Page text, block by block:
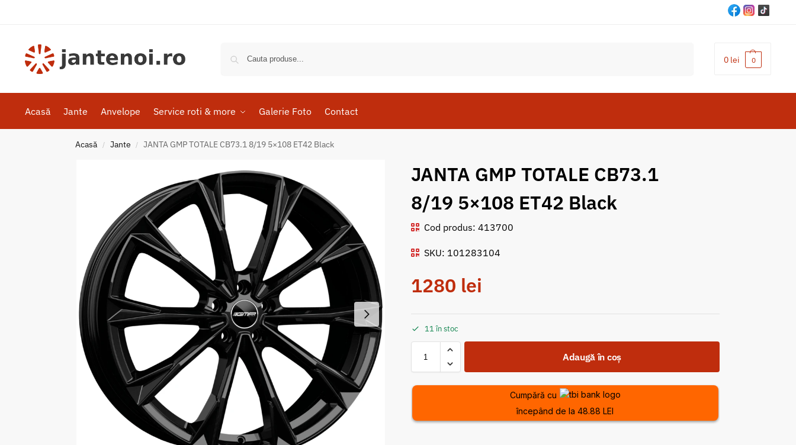
0 lei 0
Acasă Jante Anvelope Service roti & more Galerie Foto Contact
Acasă / Jante / JANTA GMP TOTALE CB73.1 8/19 5×108 ET42 Black
JANTA GMP TOTALE CB73.1
8/19 5×108 ET42 Black
Cod produs: 413700
SKU: 101283104
1280 lei
11 în stoc
Adaugă în coș
Cumpără cu
începând de la 48.88 LEI